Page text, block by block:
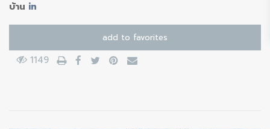
บ้าน in
add to favorites
1149